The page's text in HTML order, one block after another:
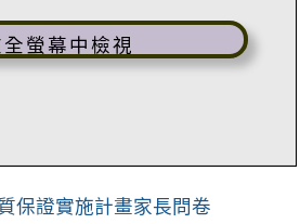
全螢幕中檢視
保證實施計畫家長問卷